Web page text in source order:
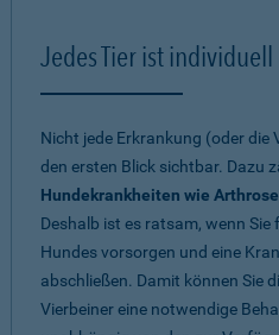
Jedes Tier ist individuell
Nicht jede Erkrankung (oder
den ersten Blick sichtbar. Dazu
Hundekrankheiten wie
Deshalb ist es ratsam, wenn
Hundes vorsorgen und eine
abschließen. Damit können Sie
Vierbeiner eine notwendige